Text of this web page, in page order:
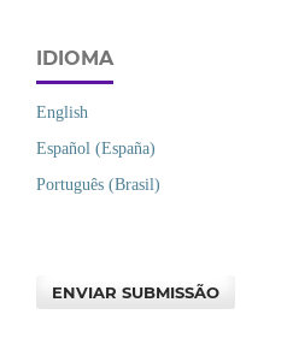
IDIOMA
English
Español (España)
Português (Brasil)
ENVIAR SUBMISSÃO